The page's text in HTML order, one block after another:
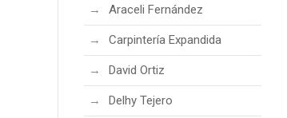
Araceli Fernández
Carpintería Expandida
David Ortiz
Delhy Tejero